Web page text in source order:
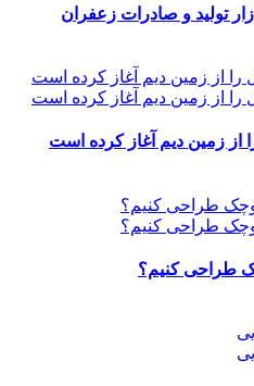
تولید و صادرات زعفران
از زمین دیم آغاز کرده است
طراحی کنیم؟